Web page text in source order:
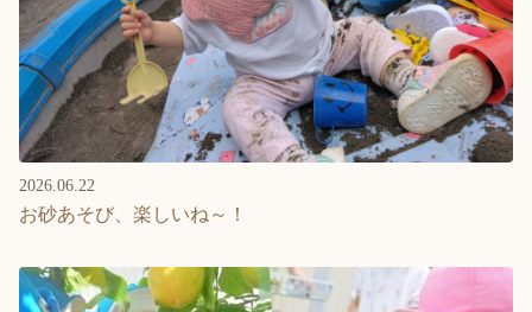
2026.06.22
お砂あそび、楽しいね～！